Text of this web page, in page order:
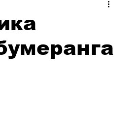
Стильный четверг